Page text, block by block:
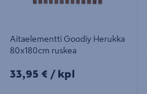
Aitaelementti Goodiy Herukka
80x180cm ruskea
33,95€/kpl
33,95 € / kpl